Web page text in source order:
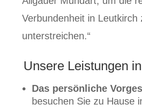
Verbundenheit in Leutkirch
unterstreichen.“
Unsere Leistungen
Das persönliche
besuchen Sie zu Hause